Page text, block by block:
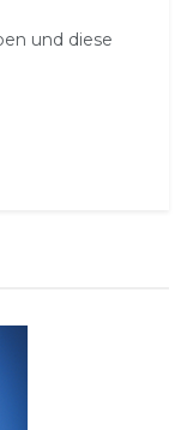
und diese